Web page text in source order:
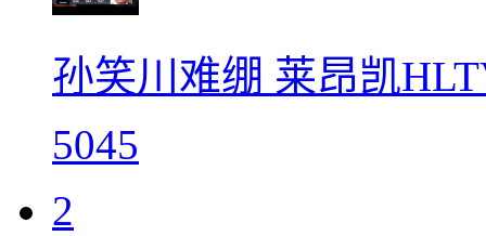
孙笑川难绷 莱昂凯
5045
2